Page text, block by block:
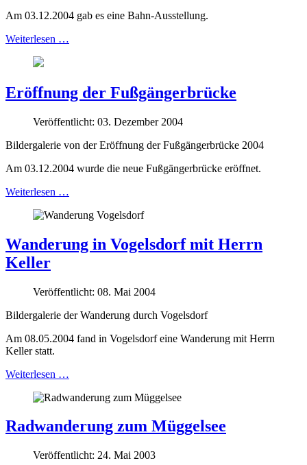
Am 03.12.2004 gab es eine Bahn-Ausstellung.
Weiterlesen …
Eröffnung der Fußgängerbrücke
Veröffentlicht: 03. Dezember 2004
Bildergalerie von der Eröffnung der Fußgängerbrücke 2004
Am 03.12.2004 wurde die neue Fußgängerbrücke eröffnet.
Weiterlesen …
Wanderung in Vogelsdorf mit Herrn
Keller
Veröffentlicht: 08. Mai 2004
Bildergalerie der Wanderung durch Vogelsdorf
Am 08.05.2004 fand in Vogelsdorf eine Wanderung mit Herrn
Keller statt.
Weiterlesen …
Radwanderung zum Müggelsee
Veröffentlicht: 24. Mai 2003